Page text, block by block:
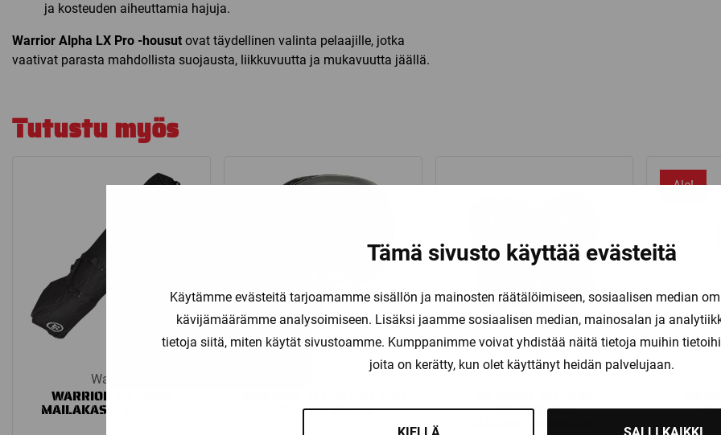
Tämä sivusto käyttää evästeitä
Käytämme evästeitä tarjoamamme sisällön ja mainosten räätälöimiseen, sosiaalisen median
kävijämäärämme analysoimiseen. Lisäksi jaamme sosiaalisen median, mainosalan ja
tietoja siitä, miten käytät sivustoamme. Kumppanimme voivat yhdistää näitä tietoja muihin
joita on kerätty, kun olet käyttänyt heidän palvelujaan.
KIELLÄ SALLI KAIKKI
ja kosteuden aiheuttamia hajuja.
Warrior Alpha LX Pro -housut ovat täydellinen valinta pelaajille, jotka
vaativat parasta mahdollista suojausta, liikkuvuutta ja mukavuutta jäällä.
Tutustu myös
Warrior
WARRIOR EB TEAM
MAILAKASSI RULLILLA COMBO KYPÄRÄ COVERT PRO
Ale!